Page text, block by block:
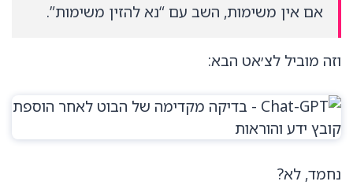
אם אין משימות, השב עם “נא להזין משימות”.
וזה מוביל לצ׳אט הבא:
נחמד, לא?